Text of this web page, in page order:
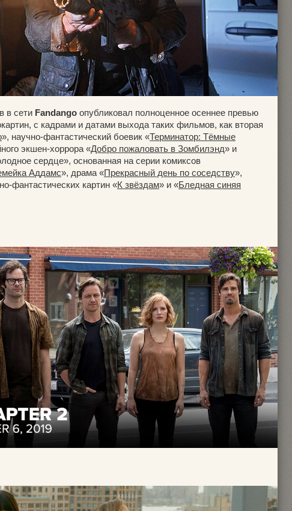
в сети Fandango опубликовал полноценное осеннее превью
с кадрами и датами выхода таких фильмов, как вторая
», научно-фантастический боевик «Терминатор: Тёмные
экшен-хоррора «Добро пожаловать в Зомбилэнд» и
сердце», основанная на серии комиксов
Аддамс», драма «Прекрасный день по соседству»,
фантастических картин «К звёздам» и «Бледная синяя